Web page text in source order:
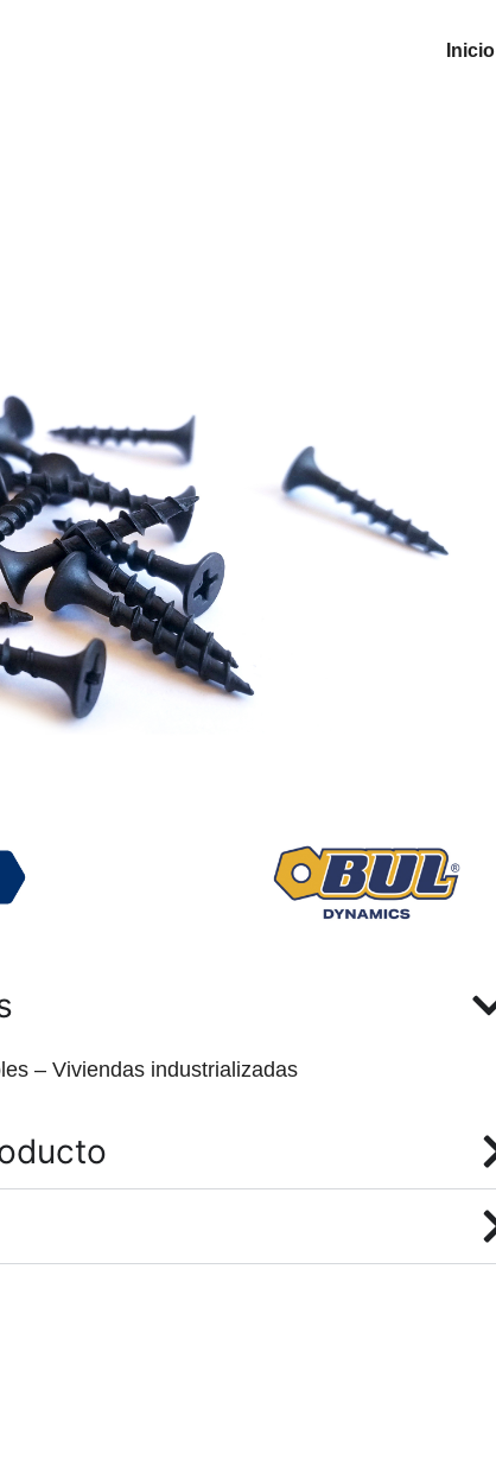
Inicio
– Viviendas industrializadas